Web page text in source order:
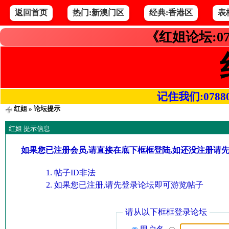
返回首页 热门:新澳门区 经典:香港区 表
《红姐论坛
记住我们
红姐» 论坛提示
红姐 提示信息
如果您已注册会员,请直接在底下框框登陆,如还没注册请
帖子ID非法
如果您已注册,请先登录论坛即可游览帖子
请从以下框框登录论坛